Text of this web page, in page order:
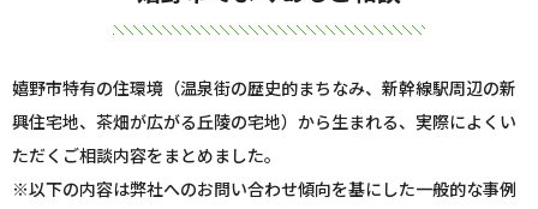
嬉野市特有の住環境（温泉街の歴史的まちなみ、新幹線駅周辺の新
興住宅地、茶畑が広がる丘陵の宅地）から生まれる、実際によくい
ただくご相談内容をまとめました。
※以下の内容は弊社へのお問い合わせ傾向を基にした一般的な事例